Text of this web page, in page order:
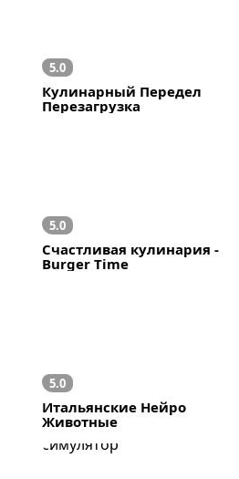
5.0
Кулинарный Передел
Перезагрузка
5.0
Счастливая кулинария -
Burger Time
5.0
Итальянские Нейро
Животные